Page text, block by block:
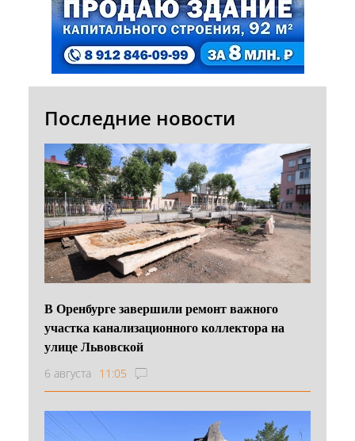
Последние новости
В Оренбурге завершили ремонт важного
участка канализационного коллектора на
улице Львовской
6 августа 11:05